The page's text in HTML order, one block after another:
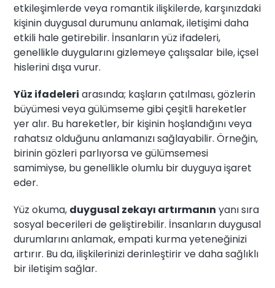
etkileşimlerde veya romantik ilişkilerde, karşınızdaki
kişinin duygusal durumunu anlamak, iletişimi daha
etkili hale getirebilir. İnsanların yüz ifadeleri,
genellikle duygularını gizlemeye çalışsalar bile, içsel
hislerini dışa vurur.
Yüz ifadeleri arasında; kaşların çatılması, gözlerin
büyümesi veya gülümseme gibi çeşitli hareketler
yer alır. Bu hareketler, bir kişinin hoşlandığını veya
rahatsız olduğunu anlamanızı sağlayabilir. Örneğin,
birinin gözleri parlıyorsa ve gülümsemesi
samimiyse, bu genellikle olumlu bir duyguya işaret
eder.
Yüz okuma, duygusal zekayı artırmanın yanı sıra
sosyal becerileri de geliştirebilir. İnsanların duygusal
durumlarını anlamak, empati kurma yeteneğinizi
artırır. Bu da, ilişkilerinizi derinleştirir ve daha sağlıklı
bir iletişim sağlar.